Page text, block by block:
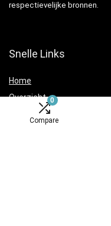
0
Compare
respectievelijke bronnen.
Snelle Links
Home
Overzicht